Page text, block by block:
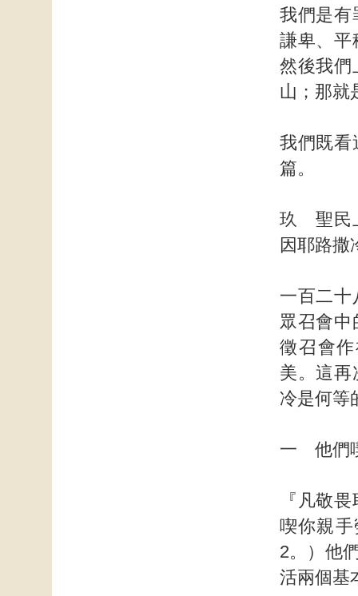
我們是有
謙卑、平
然後我們
山；那就
我們既看
篇。
玖 聖民
因耶路
一百二十
眾召會中
徵召會
美。這再
冷是何
一 他們
『凡敬
喫你親
2。）他
活兩個基